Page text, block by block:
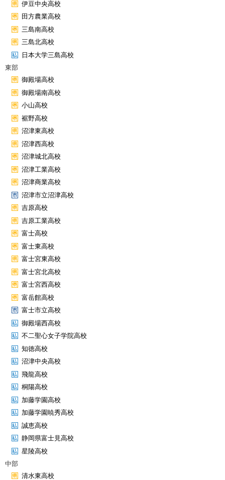
伊豆中央高校
田方農業高校
三島南高校
三島北高校
日本大学三島高校
東部
御殿場高校
御殿場南高校
小山高校
裾野高校
沼津東高校
沼津西高校
沼津城北高校
沼津工業高校
沼津商業高校
沼津市立沼津高校
吉原高校
吉原工業高校
富士高校
富士東高校
富士宮東高校
富士宮北高校
富士宮西高校
富岳館高校
富士市立高校
御殿場西高校
不二聖心女子学院高校
知徳高校
沼津中央高校
飛龍高校
桐陽高校
加藤学園高校
加藤学園暁秀高校
誠恵高校
静岡県富士見高校
星陵高校
中部
清水東高校